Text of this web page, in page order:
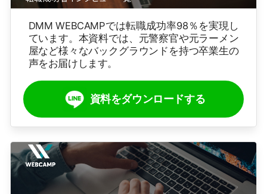
DMM WEBCAMPでは転職成功率98％を実現し
ています。本資料では、元警察官や元ラーメン
屋など様々なバックグラウンドを持つ卒業生の
声をお届けします。
資料をダウンロードする